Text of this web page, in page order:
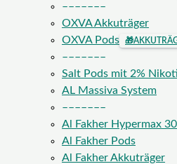
–––––––
OXVA Akkuträger
OXVA Pods
🎁
–––––––
Salt Pods mit 2%
AL Massiva System
–––––––
Al Fakher Hypermax
Al Fakher Pods
Al Fakher Akkuträger